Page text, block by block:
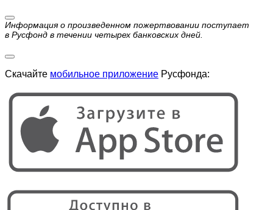
Информация о произведенном пожертвовании поступает
в Русфонд в течении четырех банковских дней.
Скачайте мобильное приложение Русфонда: